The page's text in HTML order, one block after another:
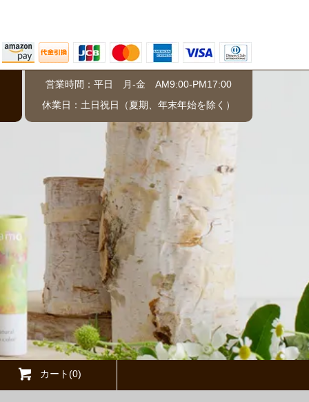
営業時間：平日 月-金 AM9:00-PM17:00
休業日：土日祝日（夏期、年末年始を除く）
カート(0)